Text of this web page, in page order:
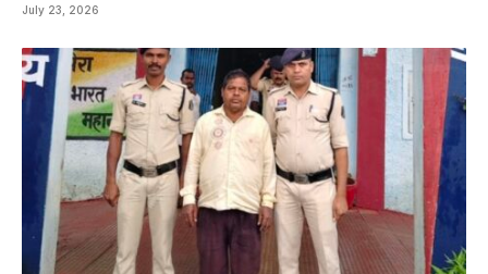
July 23, 2026